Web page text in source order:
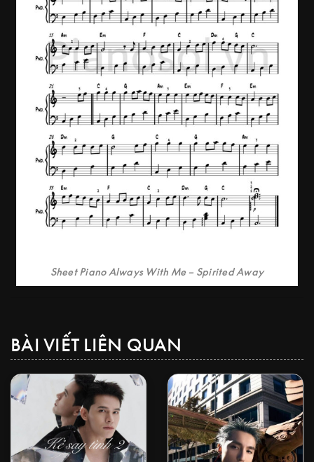
Sheet Piano Always With Me – Spirited Away
BÀI VIẾT LIÊN QUAN